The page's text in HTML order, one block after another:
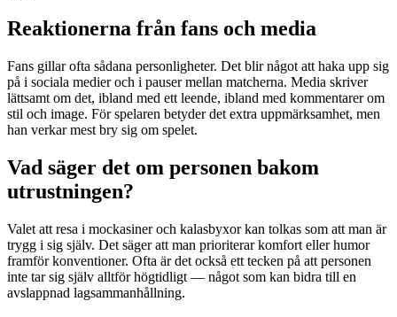
Reaktionerna från fans och media
Fans gillar ofta sådana personligheter. Det blir något att haka upp sig
på i sociala medier och i pauser mellan matcherna. Media skriver
lättsamt om det, ibland med ett leende, ibland med kommentarer om
stil och image. För spelaren betyder det extra uppmärksamhet, men
han verkar mest bry sig om spelet.
Vad säger det om personen bakom
utrustningen?
Valet att resa i mockasiner och kalasbyxor kan tolkas som att man är
trygg i sig själv. Det säger att man prioriterar komfort eller humor
framför konventioner. Ofta är det också ett tecken på att personen
inte tar sig själv alltför högtidligt — något som kan bidra till en
avslappnad lagsammanhållning.